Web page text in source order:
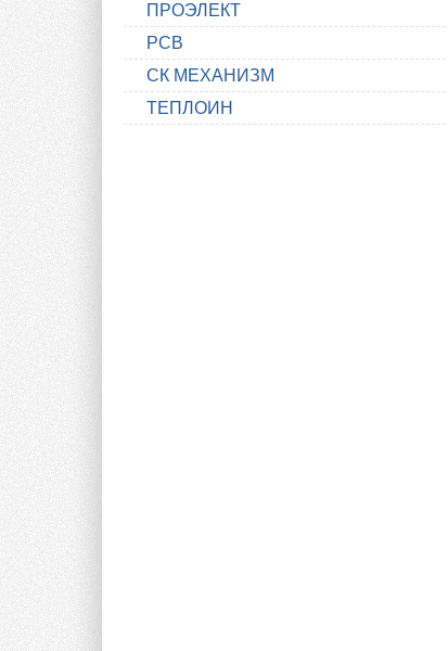
ПРОЭЛЕКТ
РСВ
СК МЕХАНИЗМ
ТЕПЛОИН